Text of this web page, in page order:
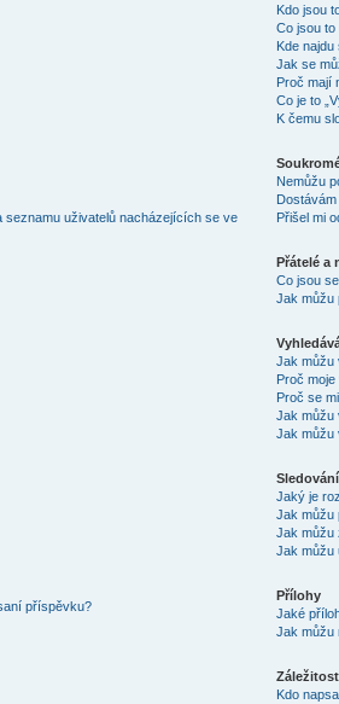
seznamu uživatelů nacházejících se ve
příspěvku?
Kdo jsou
Co jsou
Kde
Jak se
Proč mají
Co je to
K čemu
Nemůžu
Přišel mi
Přátelé a
Co jsou
Jak můžu
Jak můžu
Proč
Proč se
Jak můžu
Jak můžu
Jaký je
Jak můžu
Jak můžu
Jak můžu
Přílohy
Jaké
Jak můžu
Kdo